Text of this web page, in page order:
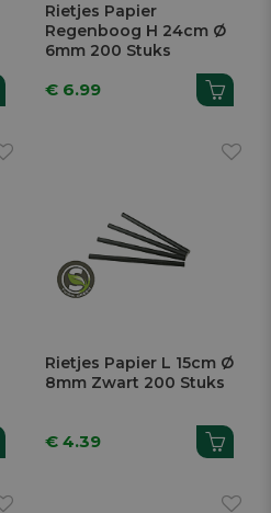
Rietjes Papier
Regenboog H 24cm Ø
6mm 200 Stuks
€ 6.99
Rietjes Papier L 15cm Ø
8mm Zwart 200 Stuks
€ 4.39